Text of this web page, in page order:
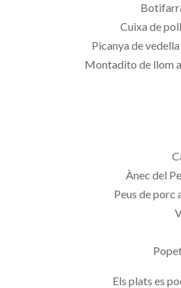
Cuixa de
Picanya de
Montadito de llom
Ànec del
Peus de porc
Els plats es